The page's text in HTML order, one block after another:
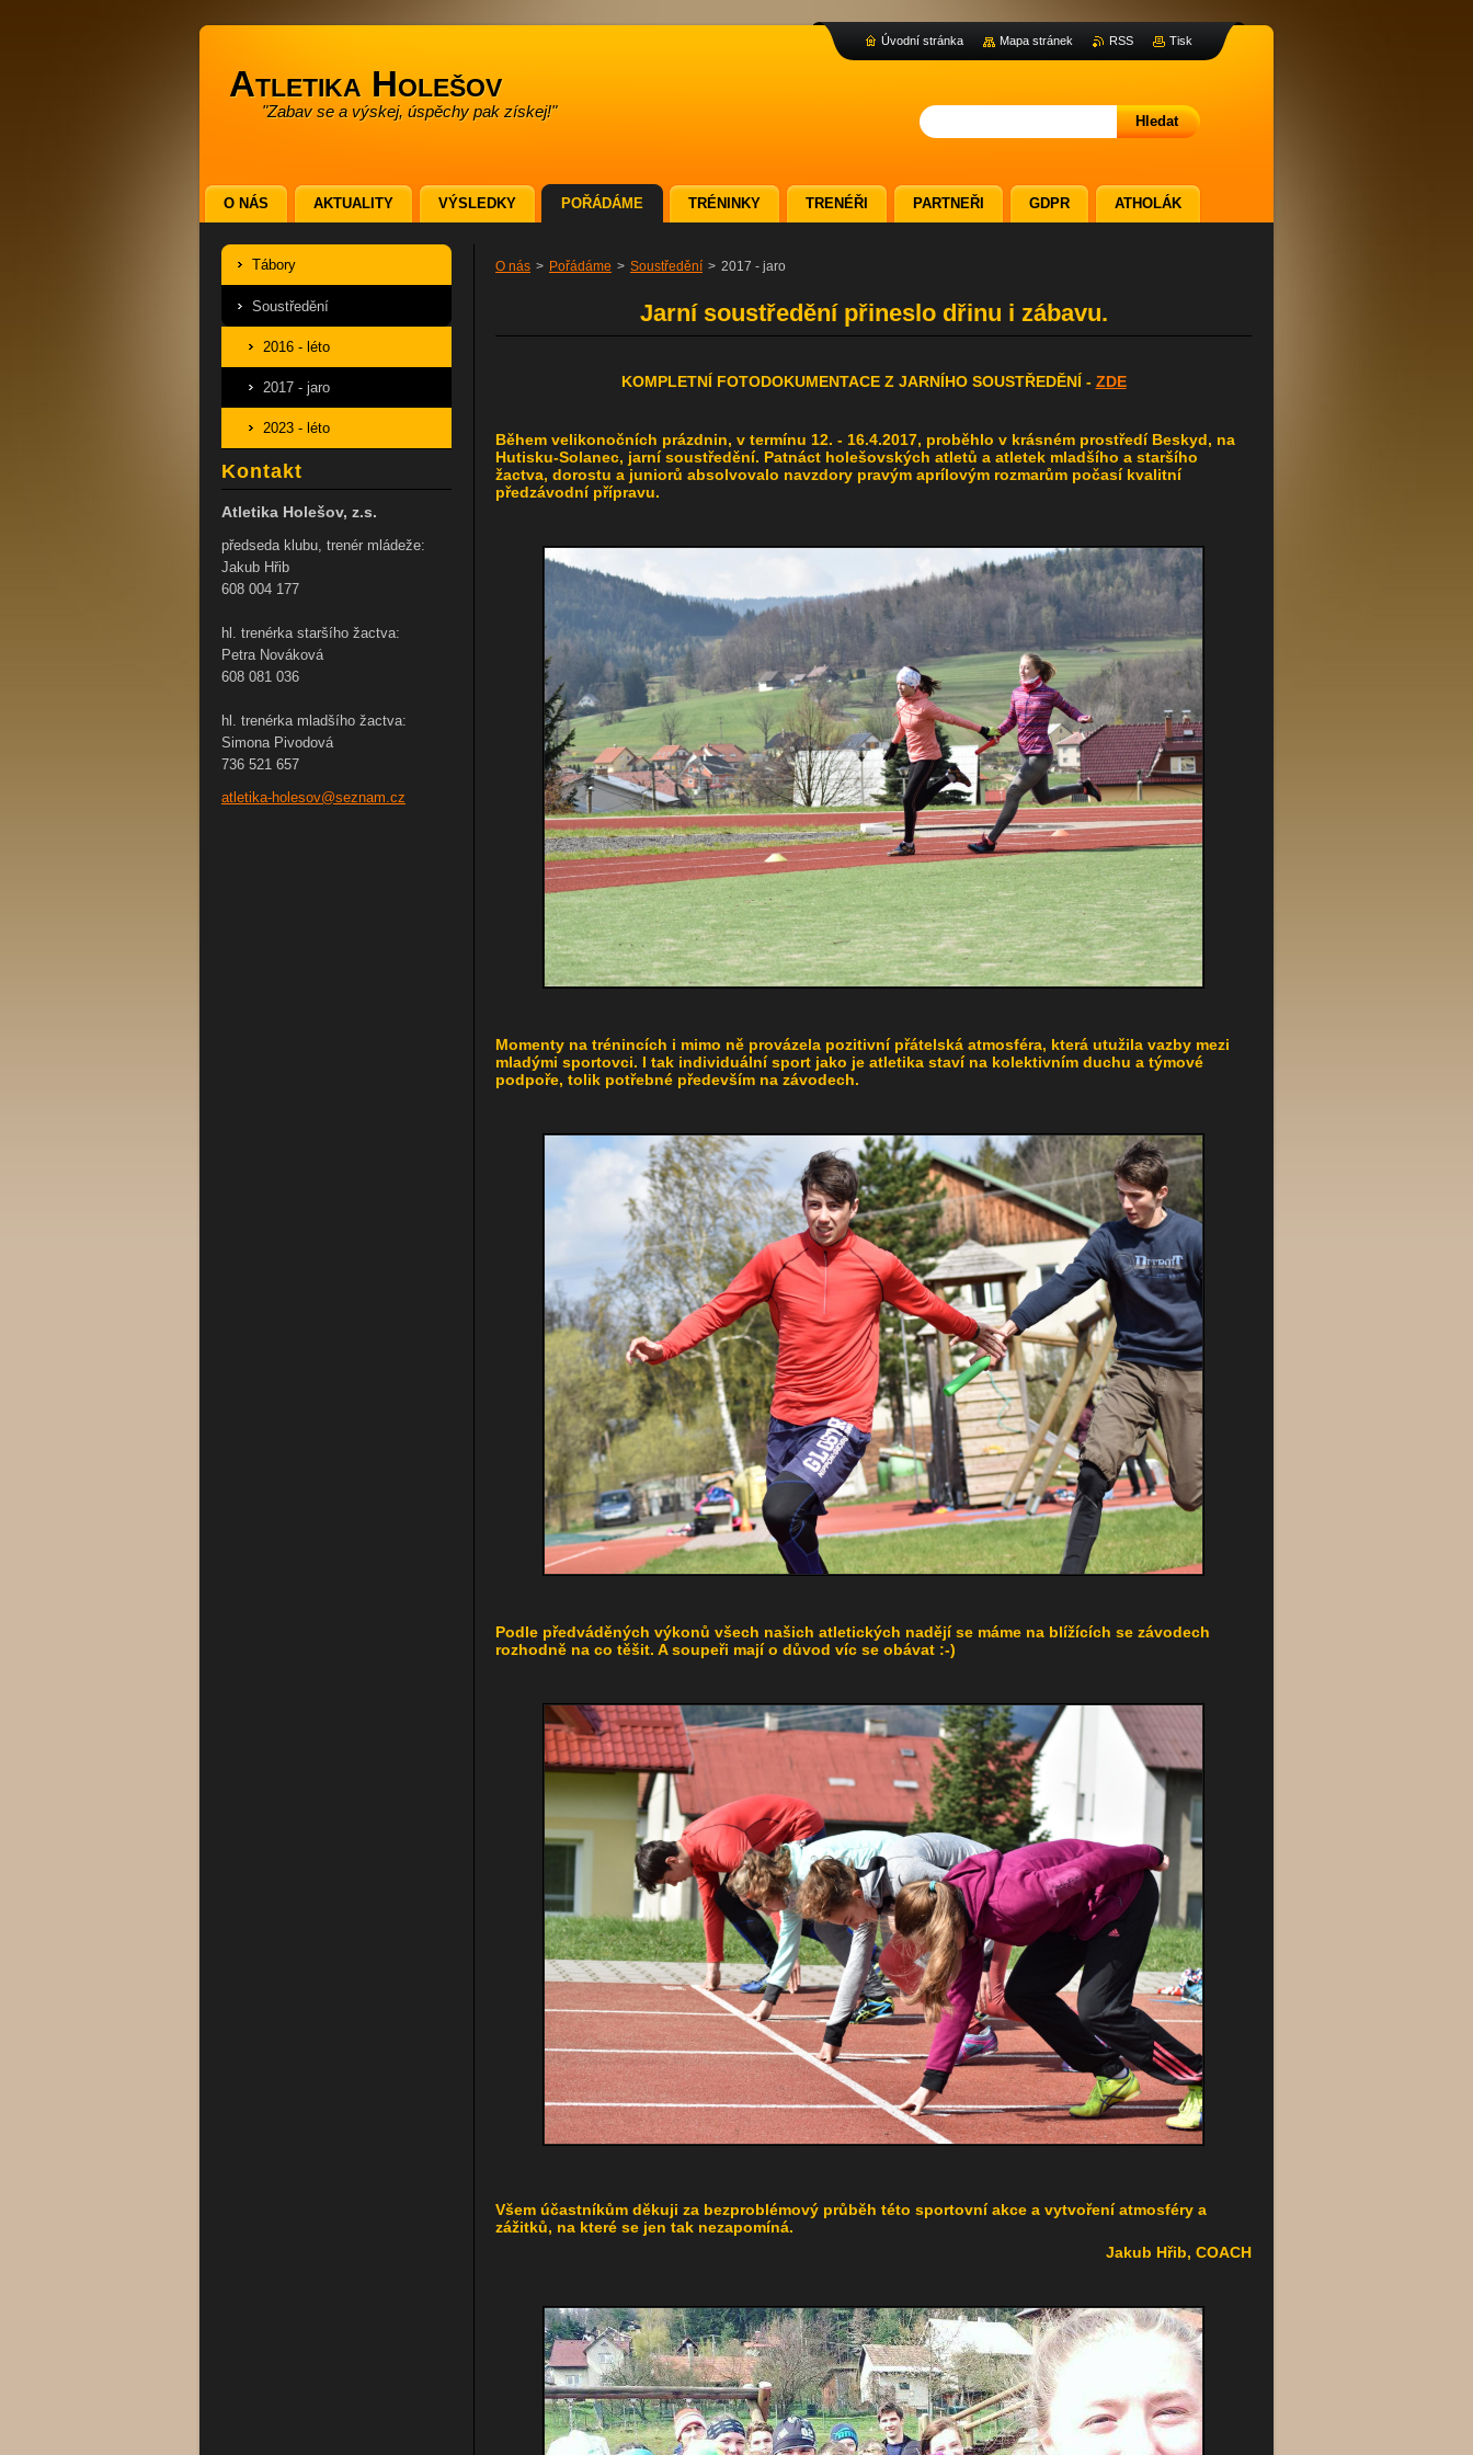
Atletika Holešov
"Zabav se a výskej, úspěchy pak získej!"
O nás > Pořádáme > Soustředění > 2017 - jaro
Jarní soustředění přineslo dřinu i zábavu.
KOMPLETNÍ FOTODOKUMENTACE Z JARNÍHO SOUSTŘEDĚNÍ - ZDE
Během velikonočních prázdnin, v termínu 12. - 16.4.2017, proběhlo v krásném prostředí Beskyd, na
Hutisku-Solanec, jarní soustředění. Patnáct holešovských atletů a atletek mladšího a staršího
žactva, dorostu a juniorů absolvovalo navzdory pravým aprílovým rozmarům počasí kvalitní
předzávodní přípravu.
Momenty na trénincích i mimo ně provázela pozitivní přátelská atmosféra, která utužila vazby mezi
mladými sportovci. I tak individuální sport jako je atletika staví na kolektivním duchu a týmové
podpoře, tolik potřebné především na závodech.
Podle předváděných výkonů všech našich atletických nadějí se máme na blížících se závodech
rozhodně na co těšit. A soupeři mají o důvod víc se obávat :-)
Všem účastníkům děkuji za bezproblémový průběh této sportovní akce a vytvoření atmosféry a
zážitků, na které se jen tak nezapomíná.
Jakub Hřib, COACH
Tábory
Soustředění
2016 - léto
2017 - jaro
2023 - léto
Kontakt
Atletika Holešov, z.s.
předseda klubu, trenér mládeže:
Jakub Hřib
608 004 177
hl. trenérka staršího žactva:
Petra Nováková
608 081 036
hl. trenérka mladšího žactva:
Simona Pivodová
736 521 657
atletika-holesov@seznam.cz
O NÁS AKTUALITY VÝSLEDKY POŘÁDÁME TRÉNINKY TRENÉŘI PARTNEŘI GDPR ATHOLÁK
Úvodní stránka Mapa stránek RSS Tisk